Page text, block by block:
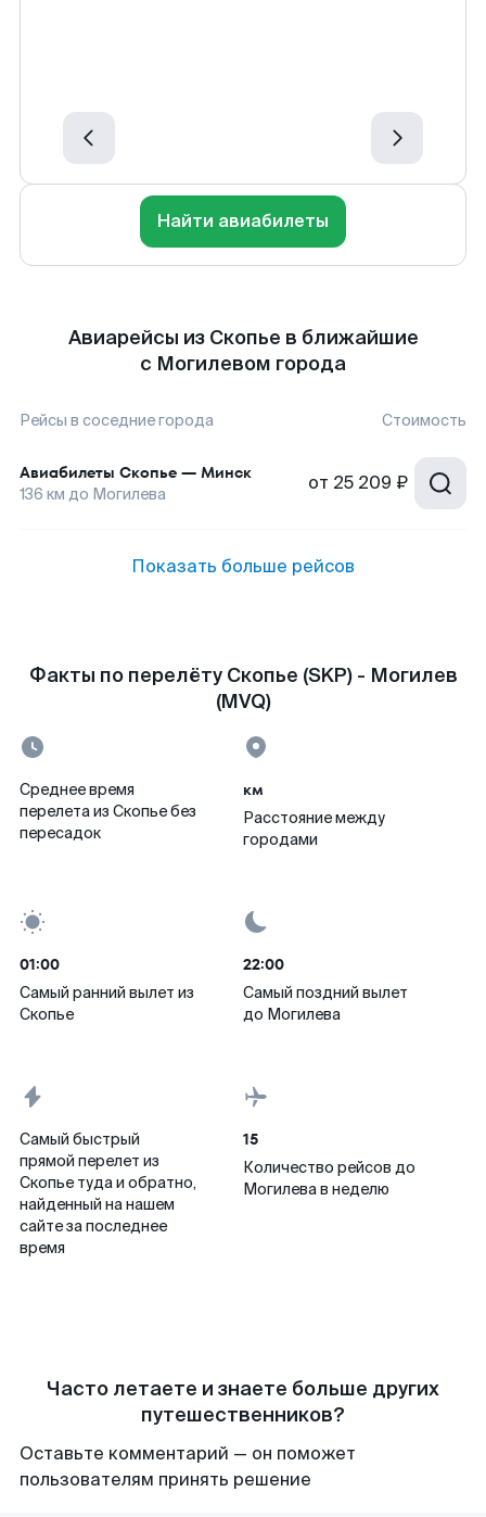
Найти авиабилеты
Авиарейсы из Скопье в ближайшие
с Могилевом города
Рейсы в соседние города Стоимость
Авиабилеты Скопье — Минск
136 км до Могилева от 25 209 ₽
Показать больше рейсов
Факты по перелёту Скопье (SKP) - Могилев
(MVQ)
Среднее время
перелета из Скопье без
пересадок
км
Расстояние между
городами
01:00
Самый ранний вылет из
Скопье
22:00
Самый поздний вылет
до Могилева
Самый быстрый
прямой перелет из
Скопье туда и обратно,
найденный на нашем
сайте за последнее
время
15
Количество рейсов до
Могилева в неделю
Часто летаете и знаете больше других
путешественников?
Оставьте комментарий — он поможет
пользователям принять решение